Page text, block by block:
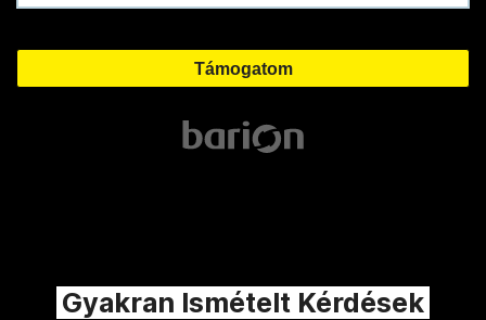
Gyakran Ismételt Kérdések